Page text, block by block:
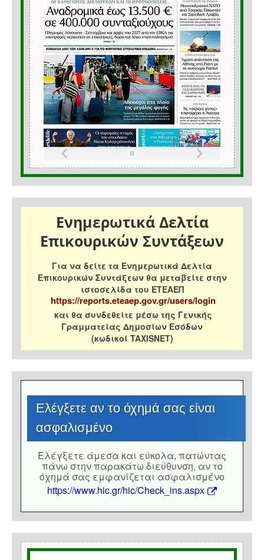
Ενημερωτικά Δελτία
Επικουρικών Συντάξεων
Για να δείτε τα Ενημερωτικά Δελτία
Επικουρικών Συντάξεων θα μεταβείτε στην
ιστοσελίδα του ΕΤΕΑΕΠ
https://reports.eteaep.gov.gr/users/login
και θα συνδεθείτε μέσω της Γενικής
Γραμματείας Δημοσίων Εσόδων
(κωδικοί TAXISNET)
Eλέγξετε αν το όχημά σας είναι
ασφαλισμένο
Eλέγξετε άμεσα και εύκολα, πατώντας
πάνω στην παρακάτω διεύθυνση, αν το
όχημά σας εμφανίζεται ασφαλισμένο
https://www.hic.gr/hic/Check_ins.aspx